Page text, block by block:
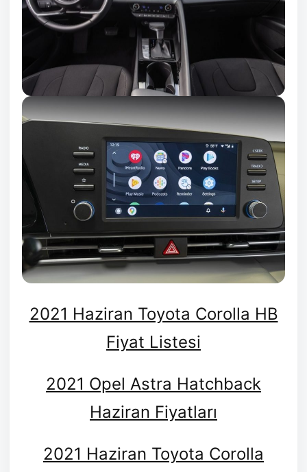
2021 Haziran Toyota Corolla HB
Fiyat Listesi
2021 Opel Astra Hatchback
Haziran Fiyatları
2021 Haziran Toyota Corolla